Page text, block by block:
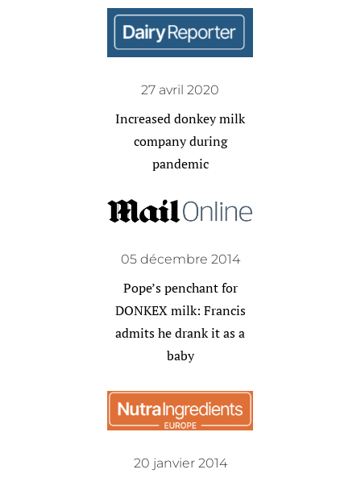
27 avril 2020
Increased donkey milk
company during
pandemic
05 décembre 2014
Pope’s penchant for
DONKEX milk: Francis
admits he drank it as a
baby
20 janvier 2014